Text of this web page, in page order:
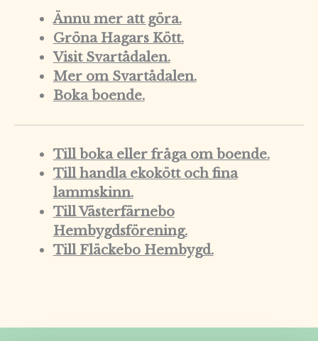
Ännu mer att göra.
Gröna Hagars Kött.
Visit Svartådalen.
Mer om Svartådalen.
Boka boende.
Till boka eller fråga om boende.
Till handla ekokött och fina
lammskinn.
Till Västerfärnebo
Hembygdsförening.
Till Fläckebo Hembygd.